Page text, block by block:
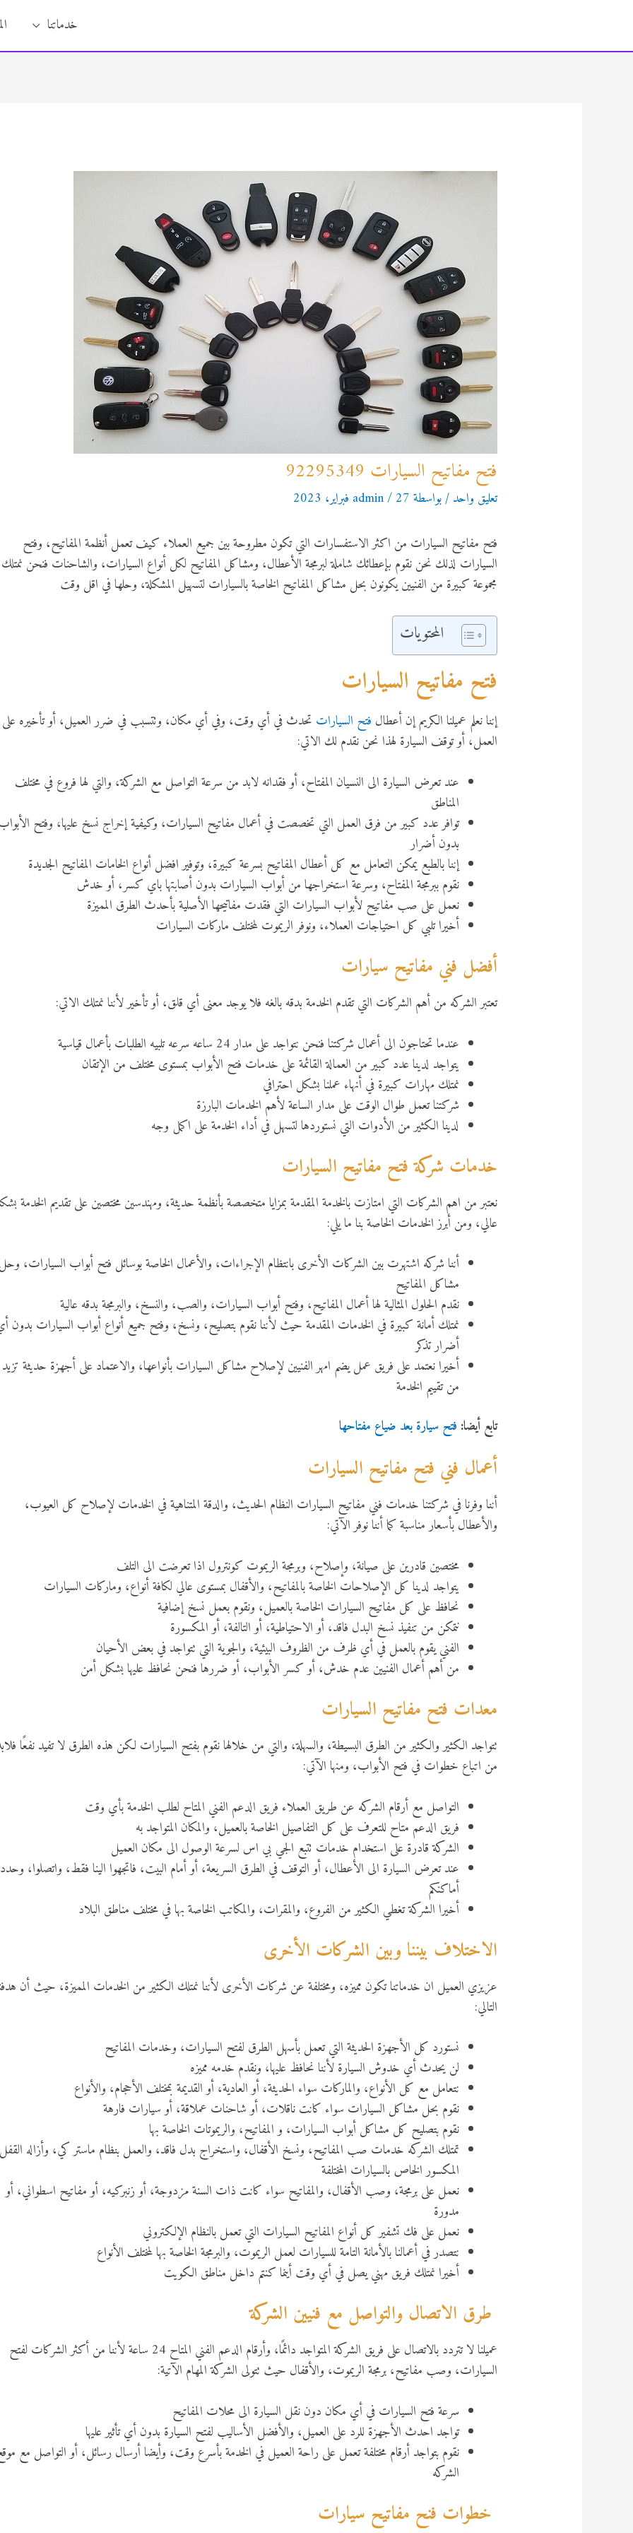
المحتوى
خدماتنا
فتح مفاتيح السيارات 92295349
تعليق واحد/ بواسطة admin/27 فبراير، 2023
فتح مفاتيح السيارات من اكثر الاستفسارات التي تكون مطروحة بين جميع العملاء كيف تعمل أنظمة المفاتيح، وفتح
السيارات لذلك نحن نقوم بإعطائك شاملة لبرمجة الأعطال، ومشاكل المفاتيح لكل أنواع السيارات، والشاحنات فنحن نمتلك
مجموعة كبيرة من الفنيين يكونون بحل مشاكل المفاتيح الخاصة بالسيارات لتسهيل المشكلة، وحلها في اقل وقت
المحتويات
فتح مفاتيح السيارات
إننا نعلم عميلنا الكريم إن أعطال فتح السيارات تحدث في أي وقت، وفي أي مكان، وتتسبب في ضرر العميل، أو تأخيره على
العمل، أو توقف السيارة لهذا نحن نقدم لك الاتي:
عند تعرض السيارة الى النسيان المفتاح، أو فقدانه لابد من سرعة التواصل مع الشركة، والتي لها فروع في مختلف
المناطق
توافر عدد كبير من فرق العمل التي تخصصت في أعمال مفاتيح السيارات، وكيفية إخراج نسخ عليها، وفتح
بدون أضرار
إننا بالطبع يمكن التعامل مع كل أعطال المفاتيح بسرعة كبيرة، وتوفير افضل أنواع الخامات المفاتيح الجديدة
نقوم ببرمجة المفتاح، وسرعة استخراجها من أبواب السيارات بدون أصابتها باي كسر، أو خدش
نعمل على صب مفاتيح لأبواب السيارات التي فقدت مفاتيحها الأصلية بأحدث الطرق المميزة
أخيرا تلبي كل احتياجات العملاء، ونوفر الريموت لمختلف ماركات السيارات
أفضل فني مفاتيح سيارات
تعتبر الشركه من أهم الشركات التي تقدم الخدمة بدقه بالغه فلا يوجد معنى أي قلق، أو تأخير لأننا نمتلك الاتي:
عندما تحتاجون الى أعمال شركتنا فنحن نتواجد على مدار 24 ساعه سرعه تلبيه الطلبات بأعمال قياسية
يتواجد لدينا عدد كبير من العمالة القائمة على خدمات فتح الأبواب بمستوى مختلف من الإتقان
نمتلك مهارات كبيرة في أنهاء عملنا بشكل احترافي
شركتنا تعمل طوال الوقت على مدار الساعة لأهم الخدمات البارزة
لدينا الكثير من الأدوات التي نستوردها لتسهل في أداء الخدمة على اكمل وجه
خدمات شركة فتح مفاتيح السيارات
نعتبر من اهم الشركات التي امتازت بالخدمة المقدمة بمزايا متخصصة بأنظمة حديثة، ومهندسين مختصين على تقديم الخدمة
عالي، ومن أبرز الخدمات الخاصة بنا ما يلي:
أننا شركه اشتهرت بين الشركات الأخرى بانتظام الإجراءات، والأعمال الخاصة بوسائل فتح أبواب السيارات،
مشاكل المفاتيح
نقدم الحلول المثالية لها أعمال المفاتيح، وفتح أبواب السيارات، والصب، والنسخ، والبرمجة بدقه عالية
نمتلك أمانة كبيرة في الخدمات المقدمة حيث لأننا نقوم بتصليح، ونسخ، وفتح جميع أنواع أبواب السيارات بدون
أضرار تذكر
أخيرا نعتمد على فريق عمل يضم امهر الفنيين لإصلاح مشاكل السيارات بأنواعها، والاعتماد على أجهزة حديثة تزيد
من تقييم الخدمة
تابع أيضا: فتح سيارة بعد ضياع مفتاحها
أعمال فني فتح مفاتيح السيارات
أننا وفرنا في شركتنا خدمات فني مفاتيح السيارات النظام الحديث، والدقة المتناهية في الخدمات لإصلاح كل العيوب،
والأعطال بأسعار مناسبة كما أننا نوفر الآتي:
مختصين قادرين على صيانة، وإصلاح، وبرمجة الريموت كونترول اذا تعرضت الى التلف
يتواجد لدينا كل الإصلاحات الخاصة بالمفاتيح، والأقفال بمستوى عالي لكافة أنواع، وماركات السيارات
نحافظ على كل مفاتيح السيارات الخاصة بالعميل، ونقوم بعمل نسخ إضافية
نتمكن من تنفيذ نسخ البدل فاقد، أو الاحتياطية، أو التالفة، أو المكسورة
الفني يقوم بالعمل في أي ظرف من الظروف البيئية، والجوية التي تتواجد في بعض الأحيان
من أهم أعمال الفنيين عدم خدش، أو كسر الأبواب، أو ضررها فنحن نحافظ عليها بشكل أمن
معدات فتح مفاتيح السيارات
تتواجد الكثير والكثير من الطرق البسيطة، والسهلة، والتي من خلالها نقوم بفتح السيارات لكن هذه الطرق لا تفيد نفعًا
من اتباع خطوات في فتح الأبواب، ومنها الآتي:
التواصل مع أرقام الشركه عن طريق العملاء فريق الدعم الفني المتاح لطلب الخدمة بأي وقت
فريق الدعم متاح للتعرف على كل التفاصيل الخاصة بالعميل، والمكان المتواجد به
الشركة قادرة على استخدام خدمات تتبع الجي بي اس لسرعة الوصول الى مكان العميل
عند تعرض السيارة الى الأعطال، أو التوقف في الطرق السريعة، أو أمام البيت، فاتجهوا الينا فقط، واتصلوا،
أماكنكم
أخيرا الشركة تغطي الكثير من الفروع، والمقرات، والمكاتب الخاصة بها في مختلف مناطق البلاد
الاختلاف بيننا وبين الشركات الأخرى
عزيزي العميل ان خدماتنا تكون مميزه، ومختلفة عن شركات الأخرى لأننا نمتلك الكثير من الخدمات المميزة، حيث أن
التالي:
نستورد كل الأجهزة الحديثة التي تعمل بأسهل الطرق لفتح السيارات، وخدمات المفاتيح
لن يحدث أي خدوش السيارة لأننا نحافظ عليها، ونقدم خدمه مميزه
نتعامل مع كل الأنواع، والماركات سواء الحديثة، أو العادية، أو القديمة بمختلف الأحجام، والأنواع
نقوم بحل مشاكل السيارات سواء كانت ناقلات، أو شاحنات عملاقة، أو سيارات فارهة
نقوم بتصليح كل مشاكل أبواب السيارات، و المفاتيح، والريموتات الخاصة بها
تمتلك الشركه خدمات صب المفاتيح، ونسخ الأقفال، واستخراج بدل فاقد، والعمل بنظام ماستر كي، وأزاله
المكسور الخاص بالسيارات المختلفة
نعمل على برمجة، وصب الأقفال، والمفاتيح سواء كانت ذات السنة مزدوجة، أو زنبركيه، أو مفاتيح اسطواني، أو
مدورة
نعمل على فك تشفير كل أنواع المفاتيح السيارات التي تعمل بالنظام الإلكتروني
نتصدر في أعمالنا بالأمانة التامة للسيارات لعمل الريموت، والبرمجة الخاصة بها لمختلف الأنواع
أخيرا نمتلك فريق مهني يصل في أي وقت أينما كنتم داخل مناطق الكويت
طرق الاتصال والتواصل مع فنيين الشركة
عميلنا لا تتردد بالاتصال على فريق الشركة المتواجد دائمًا، وأرقام الدعم الفني المتاح 24 ساعة لأننا من أكثر الشركات لفتح
السيارات، وصب مفاتيح، برمجة الريموت، والأقفال حيث تتولى الشركة المهام الآتية:
سرعة فتح السيارات في أي مكان دون نقل السيارة الى محلات المفاتيح
تواجد احدث الأجهزة للرد على العميل، والأفضل الأساليب لفتح السيارة بدون أي تأثير عليها
نقوم بتواجد أرقام مختلفة تعمل على راحة العميل في الخدمة بأسرع وقت، وأيضا أرسال رسائل، أو التواصل مع
الشركه
خطوات فنح مفاتيح سيارات